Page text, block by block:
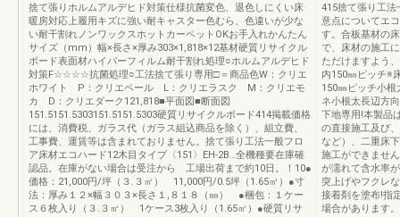
捨て張りホルムアルデヒド対策仕様抗菌変色、退色しにくい床
暖房対応上履用キズに強い耐キャスター色むら、色違いが少な
い耐干割れノンワックスホットカーペットOKお手入れかんたん
サイズ（mm）幅×長さ×厚み303×1,818×12基材硬質リサイクル
ボード表面材ハイパーフィルム耐干割れ処理○ホルムアルデヒド
対策F☆☆☆☆抗菌処理○工法捨て張り専用□＝商品色W：クリエ
ホワイト P：クリエペール L：クリエラスク M：クリエモ
カ D：クリエダーク121,818■平面図■断面図
151.5151.5303151.5151.5303硬質リサイクルボード414掲載価格
には、消費税、ガラス代（ガラス組込商品を除く）、組立費、
工事費、運賃等は含まれておりません。捨て張り工法一般フロ
ア床材エコハード12木目タイプ〈151〉EH-2B…全機種要在庫確
認品。在庫がない場合は受注から 工場出荷まで約10日。！10●
価格：21,000円/坪（３.３㎡） 11,000円/0.5坪（1.65㎡）●寸
法：厚み１２×幅３０３×長さ１,８１８（㎜） ●梱包：１ケー
ス６枚入り（３.３㎡） 1ケース3枚入り（1.65㎡）●硬質リサ
415捨て張り工法
意点についてエ
す。合板基材の
で、床材の施工
ただけますよう
内150㎜ピッチ※
150㎜ピッチ小
ネ小根太長辺方
下地専用!本製品
の直接施工及び
など）、二重床
施工ができませ
が濡れて含水率
突上げやフクレ
接着剤を塗布!指
場合があります